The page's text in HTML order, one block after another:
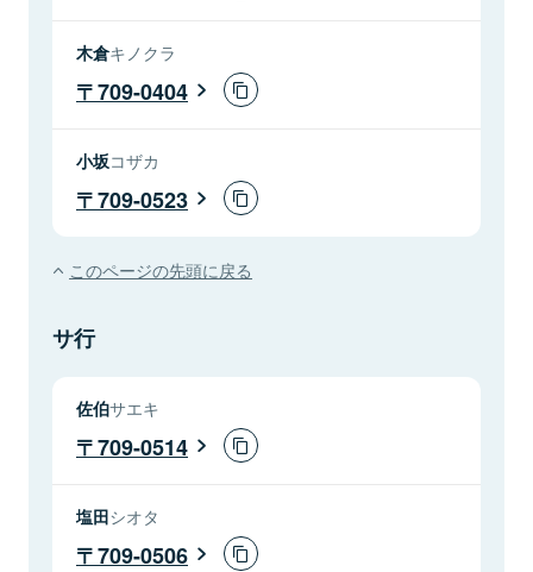
木倉キノクラ
709-0404
小坂コザカ
709-0523
このページの先頭に戻る
サ行
佐伯サエキ
709-0514
塩田シオタ
709-0506